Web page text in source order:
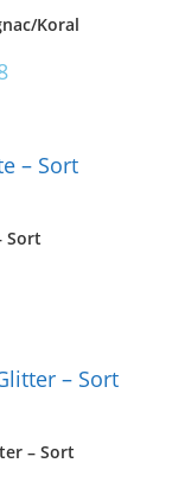
Koral
Den
aktuelle
Sort
– Sort